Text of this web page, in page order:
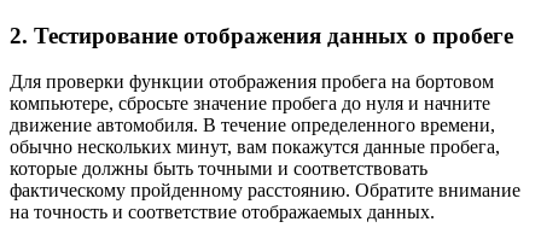
2. Тестирование отображения данных о пробеге
Для проверки функции отображения пробега на бортовом
компьютере, сбросьте значение пробега до нуля и начните
движение автомобиля. В течение определенного времени,
обычно нескольких минут, вам покажутся данные пробега,
которые должны быть точными и соответствовать
фактическому пройденному расстоянию. Обратите внимание
на точность и соответствие отображаемых данных.